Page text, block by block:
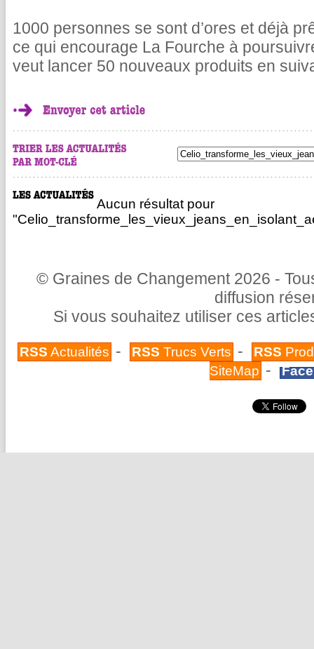
1000 personnes se sont d’ores et déjà
ce qui encourage La Fourche à
veut lancer 50 nouveaux produits en
Aucun résultat pour
© Graines de Changement 2026 -
diffusion
Si vous souhaitez utiliser ces
RSS Actualités - RSS Trucs Verts - RSS
SiteMap -